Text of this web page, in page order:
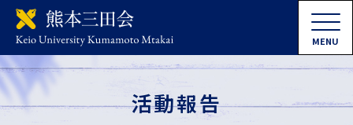
MENU
活動報告